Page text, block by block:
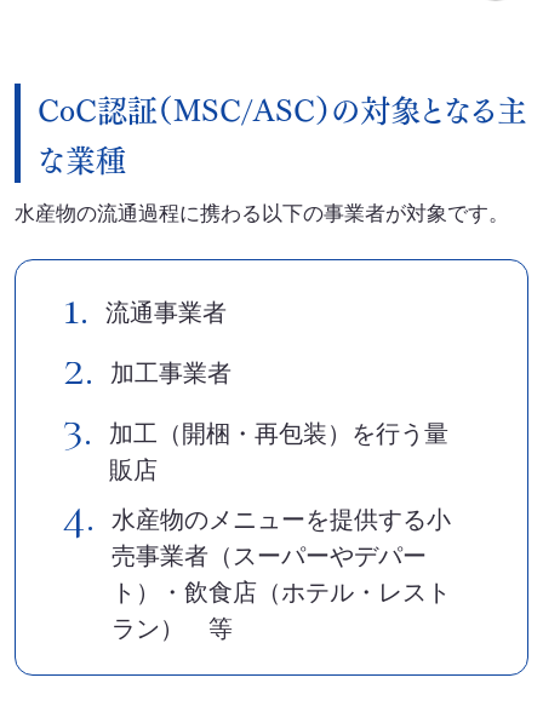
会社概要
業務連携
CoC認証（MSC/ASC）の対象となる主
な業種
水産物の流通過程に携わる以下の事業者が対象です。
1. 流通事業者
2. 加工事業者
3.
加工（開梱・再包装）を行う量
販店
4. 水産物のメニューを提供する小
売事業者（スーパーやデパー
ト）・飲食店（ホテル・レスト
ラン） 等